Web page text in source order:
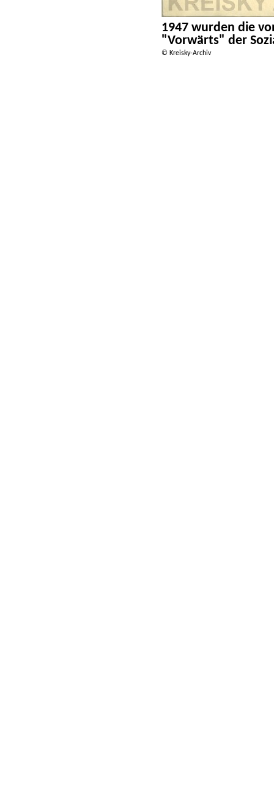
1947 wurden die
"Vorwärts" der
© Kreisky-Archiv